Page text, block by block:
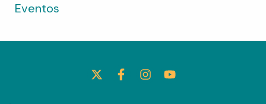
Eventos
-
F
A N O